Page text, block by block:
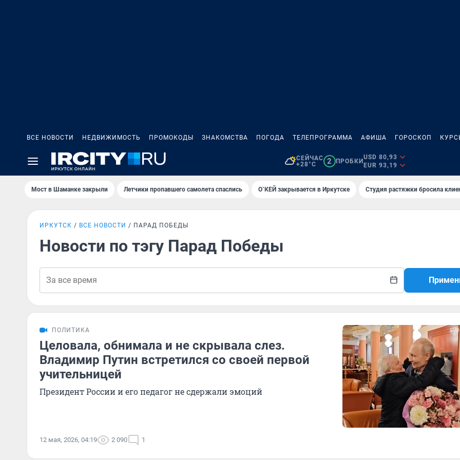
ВСЕ НОВОСТИ НЕДВИЖИМОСТЬ ПРОМОКОДЫ ЗНАКОМСТВА ПОГОДА ТЕЛЕПРОГРАММА АФИША ГОРОСКОП
СЕЙЧАС
+28°C
2 ПРОБКИ
USD 80,93
EUR 93,19
Мост в Шаманке закрыли Летчики пропавшего самолета спаслись О`КЕЙ закрывается в Иркутске Студия растяжки бросила
ИРКУТСК ВСЕ НОВОСТИ ПАРАД ПОБЕДЫ
Новости по тэгу Парад Победы
ПОЛИТИКА
Целовала, обнимала и не скрывала слез.
Владимир Путин встретился со своей первой
учительницей
Президент России и его педагог не сдержали эмоций
12 мая, 2026, 04:19 2 090 1